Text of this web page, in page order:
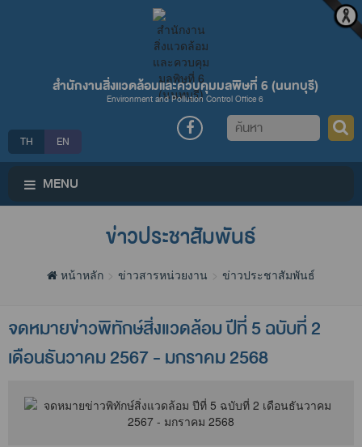
สำนักงานสิ่งแวดล้อมและควบคุมมลพิษที่ 6 (นนทบุรี)
Environment and Pollution Control Office 6
TH EN
ค้นหา
MENU
ข่าวประชาสัมพันธ์
หน้าหลัก ข่าวสารหน่วยงาน ข่าวประชาสัมพันธ์
จดหมายข่าวพิทักษ์สิ่งแวดล้อม ปีที่ 5 ฉบับที่ 2
เดือนธันวาคม 2567 - มกราคม 2568